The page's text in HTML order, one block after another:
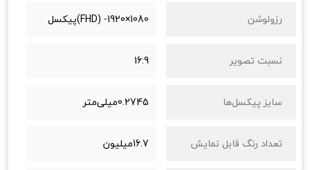
رزولوشن 1080×1920- (FHD)پیکسل
نسبت تصویر 16:9
سایز پیکسل‌ها 0.2745میلی‌متر
تعداد رنگ قابل نمایش 16.7میلیون